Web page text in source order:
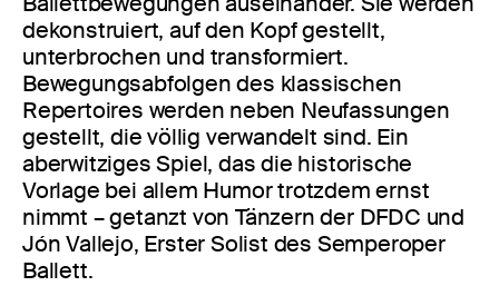
dekonstruiert, auf den Kopf gestellt,
unterbrochen und transformiert.
Bewegungsabfolgen des klassischen
Repertoires werden neben Neufassungen
gestellt, die völlig verwandelt sind. Ein
aberwitziges Spiel, das die historische
Vorlage bei allem Humor trotzdem ernst
nimmt – getanzt von Tänzern der DFDC und
Jón Vallejo, Erster Solist des Semperoper
Ballett.